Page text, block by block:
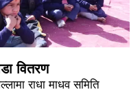
वितरण
राधा माधव समिति